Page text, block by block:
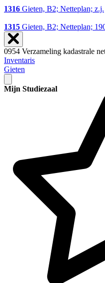
1316 Gieten, B2; Netteplan; z.j.
1315 Gieten, B2; Netteplan;
0954 Verzameling kadastrale
Inventaris
Gieten
Mijn Studiezaal